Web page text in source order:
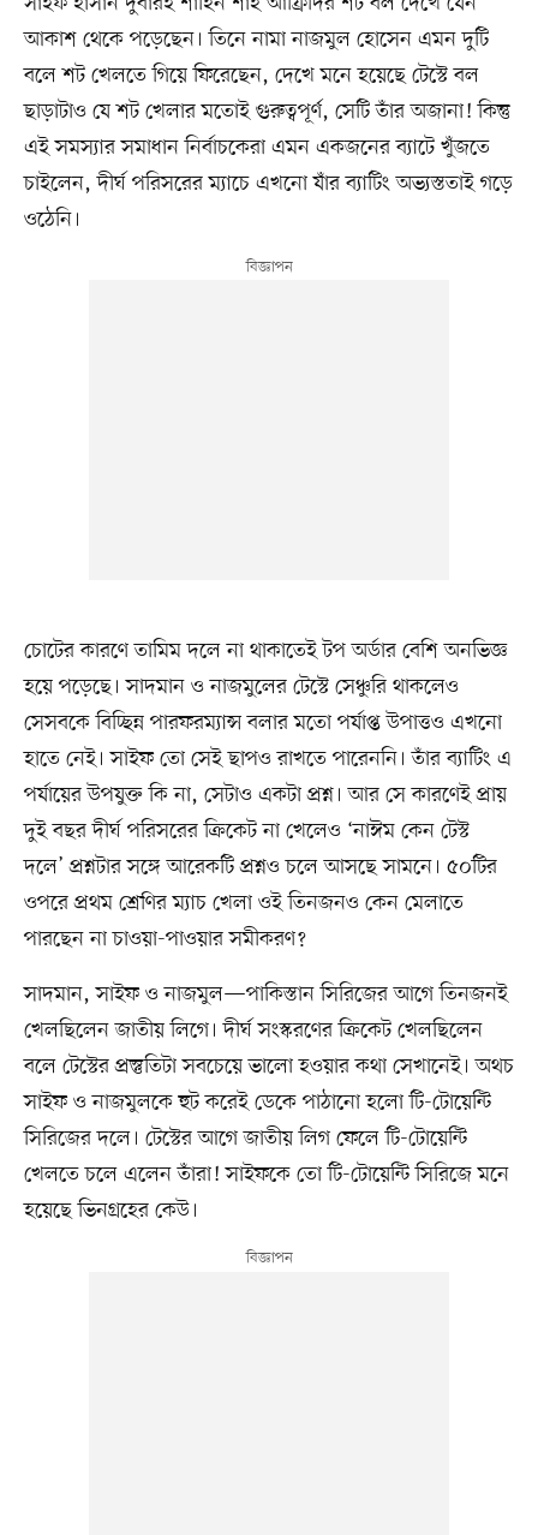
আকাশ থেকে পড়েছেন। তিনে নামা নাজমুল হোসেন এমন দুটি
বলে শট খেলতে গিয়ে ফিরেছেন, দেখে মনে হয়েছে টেস্টে বল
ছাড়াটাও যে শট খেলার মতোই গুরুত্বপূর্ণ, সেটি তাঁর অজানা! কিন্তু
এই সমস্যার সমাধান নির্বাচকেরা এমন একজনের ব্যাটে খুঁজতে
চাইলেন, দীর্ঘ পরিসরের ম্যাচে এখনো যাঁর ব্যাটিং অভ্যস্ততাই গড়ে
ওঠেনি।
চোটের কারণে তামিম দলে না থাকাতেই টপ অর্ডার বেশি অনভিজ্ঞ
হয়ে পড়েছে। সাদমান ও নাজমুলের টেস্টে সেঞ্চুরি থাকলেও
সেসবকে বিচ্ছিন্ন পারফরম্যান্স বলার মতো পর্যাপ্ত উপাত্তও এখনো
হাতে নেই। সাইফ তো সেই ছাপও রাখতে পারেননি। তাঁর ব্যাটিং এ
পর্যায়ের উপযুক্ত কি না, সেটাও একটা প্রশ্ন। আর সে কারণেই প্রায়
দুই বছর দীর্ঘ পরিসরের ক্রিকেট না খেলেও ‘নাঈম কেন টেস্ট
দলে’ প্রশ্নটার সঙ্গে আরেকটি প্রশ্নও চলে আসছে সামনে। ৫০টির
ওপরে প্রথম শ্রেণির ম্যাচ খেলা ওই তিনজনও কেন মেলাতে
পারছেন না চাওয়া-পাওয়ার সমীকরণ?
সাদমান, সাইফ ও নাজমুল—পাকিস্তান সিরিজের আগে তিনজনই
খেলছিলেন জাতীয় লিগে। দীর্ঘ সংস্করণের ক্রিকেট খেলছিলেন
বলে টেস্টের প্রস্তুতিটা সবচেয়ে ভালো হওয়ার কথা সেখানেই। অথচ
সাইফ ও নাজমুলকে হুট করেই ডেকে পাঠানো হলো টি-টোয়েন্টি
সিরিজের দলে। টেস্টের আগে জাতীয় লিগ ফেলে টি-টোয়েন্টি
খেলতে চলে এলেন তাঁরা! সাইফকে তো টি-টোয়েন্টি সিরিজে মনে
হয়েছে ভিনগ্রহের কেউ।